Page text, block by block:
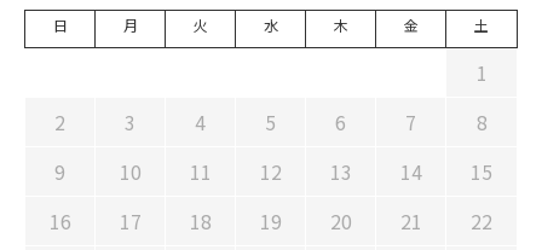
日 月 火 水 木 金 土
1
2
3 4 5 6 7
8
9
10 11 12 13 14
15
16
17 18 19 20 21
22